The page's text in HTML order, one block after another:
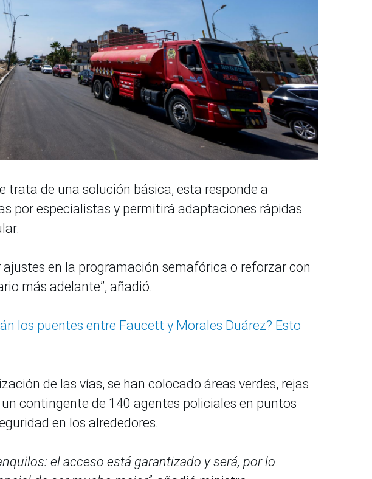
trata de una solución básica, esta responde a
por especialistas y permitirá adaptaciones rápidas
en la programación semafórica o reforzar con
más adelante”, añadió.
los puentes entre Faucett y Morales Duárez? Esto
de las vías, se han colocado áreas verdes, rejas
contingente de 140 agentes policiales en puntos
en los alrededores.
el acceso está garantizado y será, por lo